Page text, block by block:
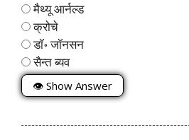
मैथ्यू आर्नल्ड
क्रोचे
डॉ॰ जॉनसन
सैन्त ब्यव
👁 Show Answer